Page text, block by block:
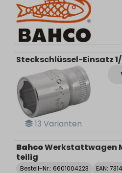
13 Varianten
Steckschlüssel-Einsatz 1/
BahcoWerkstattwagen
teilig
Bestell-Nr.: 6601004223 EAN: